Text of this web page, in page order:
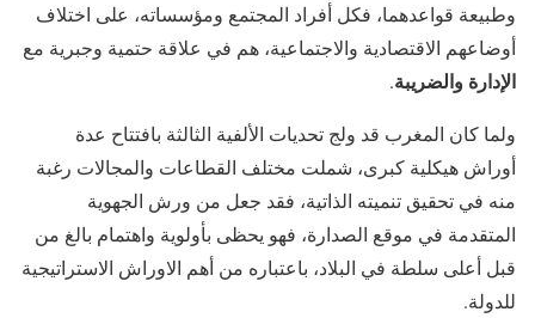
وطبيعة قواعدهما، فكل أفراد المجتمع ومؤسساته، على اختلاف
أوضاعهم الاقتصادية والاجتماعية، هم في علاقة حتمية وجبرية مع
الإدارة والضريبة.
ولما كان المغرب قد ولج تحديات الألفية الثالثة بافتتاح عدة
أوراش هيكلية كبرى، شملت مختلف القطاعات والمجالات رغبة
منه في تحقيق تنميته الذاتية، فقد جعل من ورش الجهوية
المتقدمة في موقع الصدارة، فهو يحظى بأولوية واهتمام بالغ من
قبل أعلى سلطة في البلاد، باعتباره من أهم الاوراش الاستراتيجية
للدولة.